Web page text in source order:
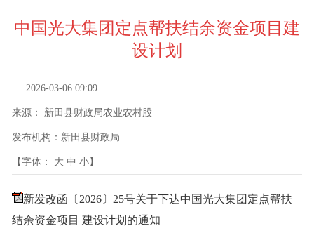
中国光大集团定点帮扶结余资金项目建
设计划
2026-03-06 09:09
来源： 新田县财政局农业农村股
发布机构： 新田县财政局
【字体： 大 中 小】
新发改函〔2026〕25号关于下达中国光大集团定点帮扶
结余资金项目 建设计划的通知